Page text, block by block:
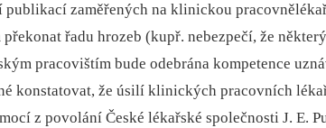
publikací zaměřených na klinickou
překonat řadu hrozeb (kupř. nebezpečí, že
pracovištím bude odebrána kompetence
konstatovat, že úsilí klinických pracovních
z povolání České lékařské společnosti J. E.